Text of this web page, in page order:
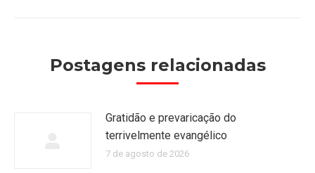
Postagens relacionadas
Gratidão e prevaricação do
terrivelmente evangélico
7 de agosto de 2026